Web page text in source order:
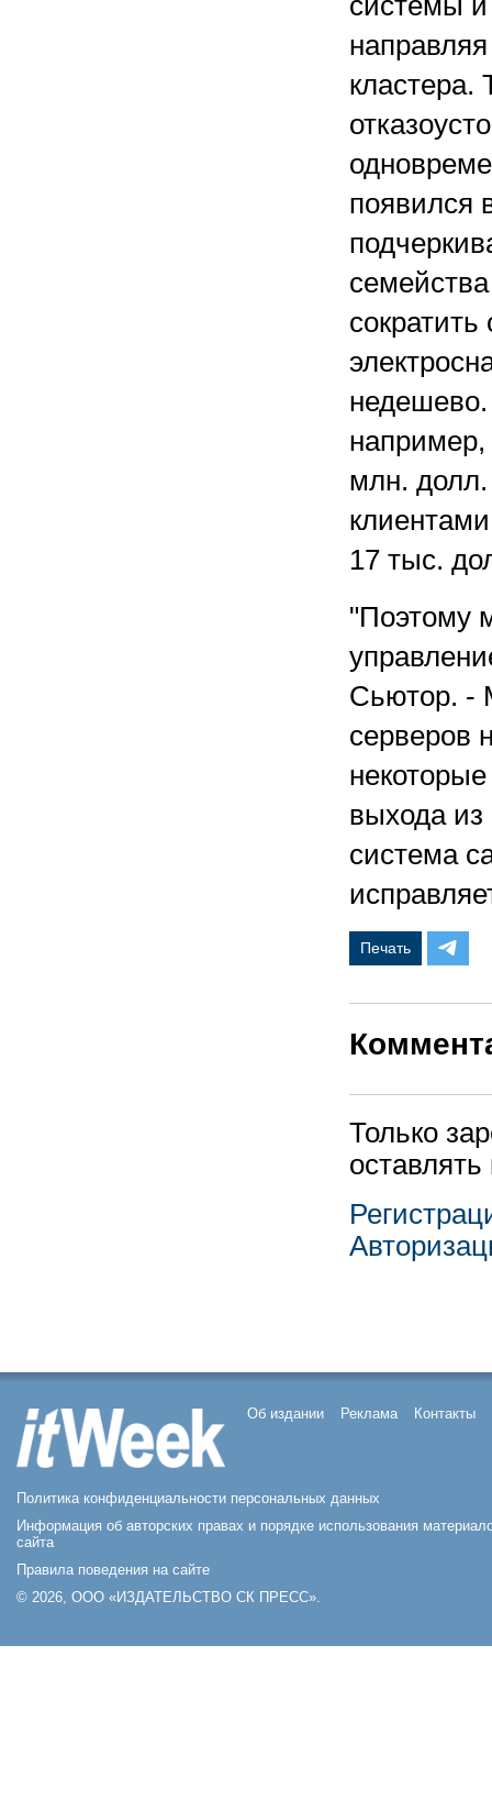
кластера.
появился
недешево.
например,
млн.
17 тыс.
"Поэтому
Сьютор. -
серверов
выхода из
система
Печать
Только
Об издании Реклама Контакты
Политика конфиденциальности персональных данных
Информация об авторских правах и порядке использования
сайта
Правила поведения на сайте
© 2026, ООО «ИЗДАТЕЛЬСТВО СК ПРЕСС».